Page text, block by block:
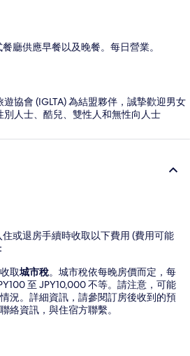
廳供應早餐以及晚餐。每日營業。
協會 (IGLTA) 為結盟夥伴，誠摯歡迎男女
別人士、酷兒、雙性人和無性向人士
或退房手續時收取以下費用 (費用可能
取城市稅。城市稅依每晚房價而定，每
至 JPY10,000 不等。請注意，可能
況。詳細資訊，請參閱訂房後收到的預
絡資訊，與住宿方聯繫。